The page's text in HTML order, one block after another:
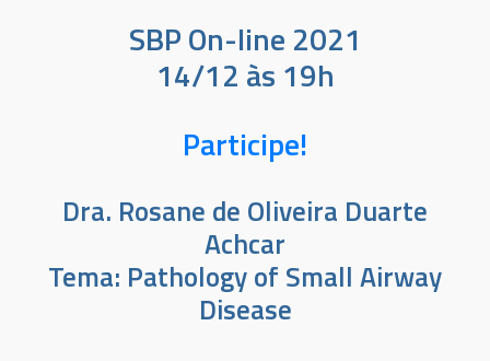
SBP On-line 2021
14/12 às 19h
Participe!
Dra. Rosane de Oliveira Duarte
Achcar
Tema: Pathology of Small Airway
Disease